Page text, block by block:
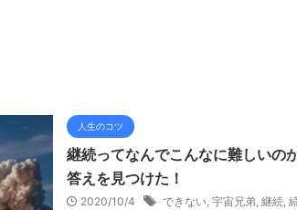
人生のコツ
継続ってなんでこんなに難しいの
答えを見つけた！
2020/10/4 できない, 宇宙兄弟, 継続,